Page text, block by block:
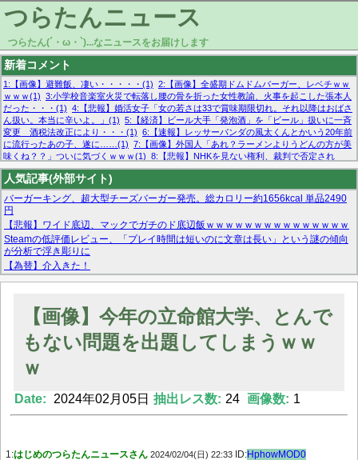
つらたんニュース
つらたん(´・ω・`)...なニュースをお届けします
新着コメント
1:【画像】避難飯、凄い・・・・・(1) 2:【画像】全盛期ドムドムバーガー、レベチｗｗ
ｗｗｗ(1) 3:小学校音楽室火災で転落し腰の骨を折った女性教諭、火事を起こした張本人
だった・・・(1) 4:【悲報】婚活女子「女の若さは33で賞味期限切れ。それ以降はおばさ
ん扱い。本当に辛いよ。」(1) 5:【経済】ビール大手「発泡酒」を「ビール」扱いに一斉
変更 酒税法改正により・・・(1) 6:【速報】レッサーパンダの風太くんとかいう20年前
に流行ったあの子、遂に……(1) 7:【画像】外国人「あれ？ラーメンよりうどんの方が美
味くね？？」ついに気づくｗｗｗ(1) 8:【悲報】NHKを見ない権利、裁判で否定され
る・・・(1) 9:欧州委員長「原発縮小は間違いでした」(1) 10:【悲報】日本企業の人手不
足、限界突破 52%「正社員も足りてません…」(1)
人気記事(外部サイト)
バーガーキング、超大型チーズバーガー発売。総カロリー約1656kcal 単品2490
円
【悲報】ワイド底辺、マックでガチのド底辺飯ｗｗｗｗｗｗｗｗｗｗｗｗｗｗｗ
Steamの低評価レビュー、「プレイ時間は短いのに文章は長い」という謎の傾向
が分析で浮き彫りに
【為替】介入きた！
マーベル帝国、まさかの反省！？『サンダーボルツ』の高評価は本物か？ディズ
【モー娘。石田亜佑美】ファーストテイク出演も新規獲得ならず？北川莉央が1
【画像あり】FacebookとかTwitterで拾ったエロ画像貼ってくよ
【画像】今年の立命館大学、とんで
もない問題を出題してしまうｗｗ
ｗ
Date: 2024年02月05日 抽出レス数: 24 画像数: 1
1:はじめのつらたんニュースさん 2024/02/04(日) 22:33 ID:HphowMOD0